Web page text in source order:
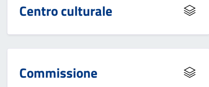
Centro culturale
Commissione